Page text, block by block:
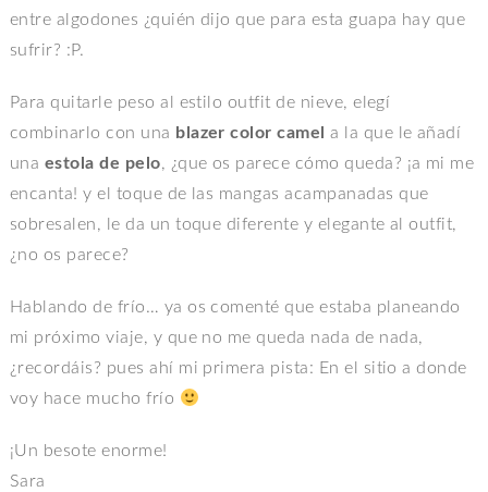
entre algodones ¿quién dijo que para esta guapa hay que
sufrir? :P.
Para quitarle peso al estilo outfit de nieve, elegí
combinarlo con una blazer color camel
a la que le añadí
una estola de pelo, ¿que os parece cómo queda? ¡a mi me
encanta! y el toque de las mangas acampanadas que
sobresalen, le da un toque diferente y elegante al outfit,
¿no os parece?
Hablando de frío… ya os comenté que estaba planeando
mi próximo viaje, y que no me queda nada de nada,
¿recordáis? pues ahí mi primera pista: En el sitio a donde
voy hace mucho frío
¡Un besote enorme!
Sara